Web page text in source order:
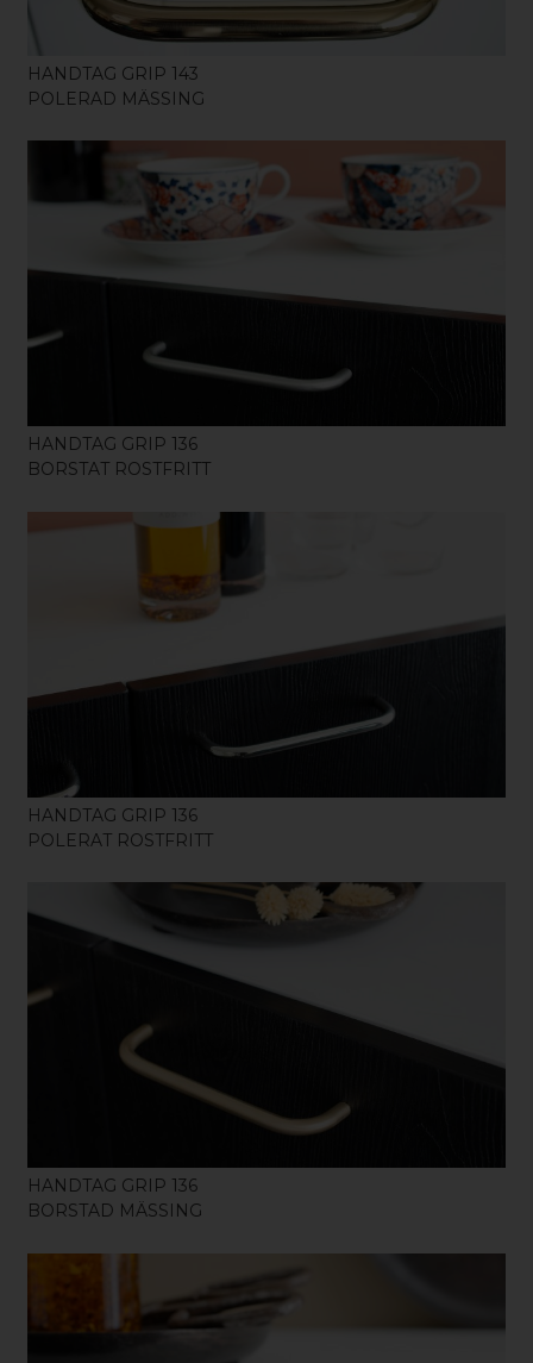
HANDTAG GRIP 143
POLERAD MÄSSING
HANDTAG GRIP 136
BORSTAT ROSTFRITT
KÖP
HANDTAG GRIP 136
POLERAT ROSTFRITT
HANDTAG GRIP 136
BORSTAD MÄSSING